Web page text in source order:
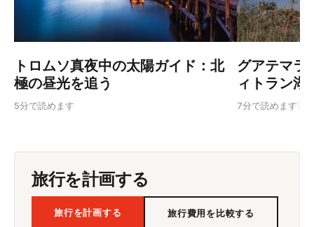
トロムソ真夜中の太陽ガイド：北
極の昼光を追う
5分で読めます
グアテマラ
ィトラン湖
7分で読めます
旅行を計画する
旅行を計画する 旅行費用を比較する